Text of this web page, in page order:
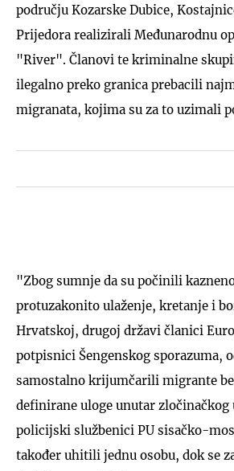
području Kozarske Dubice,
Prijedora realizirali Međunarodnu
"River". Članovi te kriminalne
ilegalno preko granica prebacili
migranata, kojima su za to uzimali
"Zbog sumnje da su počinili
protuzakonito ulaženje, kretanje i
Hrvatskoj, drugoj državi članici
potpisnici Šengenskog sporazuma,
samostalno krijumčarili migrante
definirane uloge unutar zločinačkog
policijski službenici PU sisačko-
također uhitili jednu osobu, dok se